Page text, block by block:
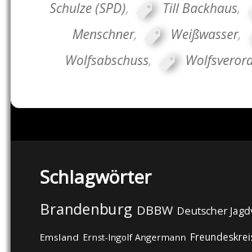
Schulze (SPD), Till Backhaus,
Menschner, Weißwasser,
Wolfsabschuss,
Schlagwörter
Brandenburg DBBW Deutscher
Emsland Ernst-Ingolf Angermann